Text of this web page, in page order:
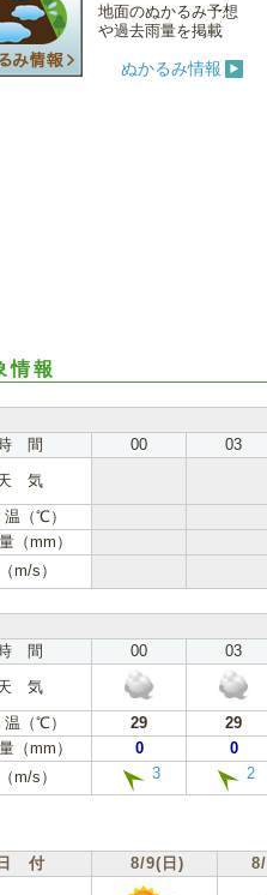
地面のぬかるみ予想
や過去雨量を掲載
ぬかるみ情報
情報
間
00 03
気
（℃）
（mm）
m/s）
間
00 03
気
（℃）
29 29
（mm）
0 0
m/s）
3 2
日 付 8/9(日)